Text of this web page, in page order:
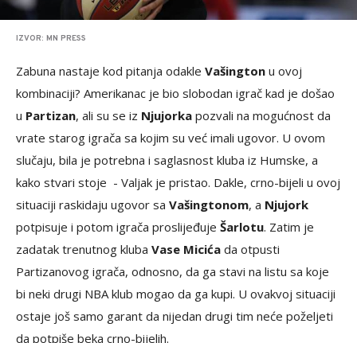
IZVOR: MN PRESS
Zabuna nastaje kod pitanja odakle Vašington u ovoj
kombinaciji? Amerikanac je bio slobodan igrač kad je došao
u Partizan, ali su se iz Njujorka pozvali na mogućnost da
vrate starog igrača sa kojim su već imali ugovor. U ovom
slučaju, bila je potrebna i saglasnost kluba iz Humske, a
kako stvari stoje - Valjak je pristao. Dakle, crno-bijeli u ovoj
situaciji raskidaju ugovor sa Vašingtonom, a Njujork
potpisuje i potom igrača proslijeđuje Šarlotu. Zatim je
zadatak trenutnog kluba Vase Micića da otpusti
Partizanovog igrača, odnosno, da ga stavi na listu sa koje
bi neki drugi NBA klub mogao da ga kupi. U ovakvoj situaciji
ostaje još samo garant da nijedan drugi tim neće poželjeti
da potpiše beka crno-bijelih.